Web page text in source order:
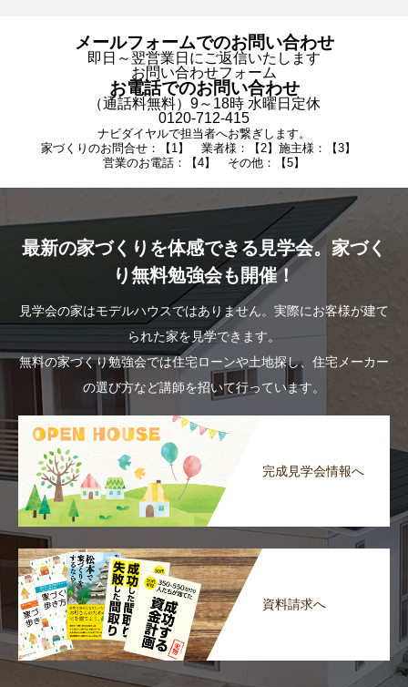
メールフォームでのお問い合わせ
即日～翌営業日にご返信いたします
お問い合わせフォーム
お電話でのお問い合わせ
（通話料無料）9～18時 水曜日定休
0120-712-415
ナビダイヤルで担当者へお繋ぎします。
家づくりのお問合せ：【1】 業者様：【2】施主様：【3】
営業のお電話：【4】 その他：【5】
最新の家づくりを体感できる見学会。家づく
り無料勉強会も開催！
見学会の家はモデルハウスではありません。実際にお客様が建て
られた家を見学できます。
無料の家づくり勉強会では住宅ローンや土地探し、住宅メーカー
の選び方など講師を招いて行っています。
完成見学会情報へ
資料請求へ